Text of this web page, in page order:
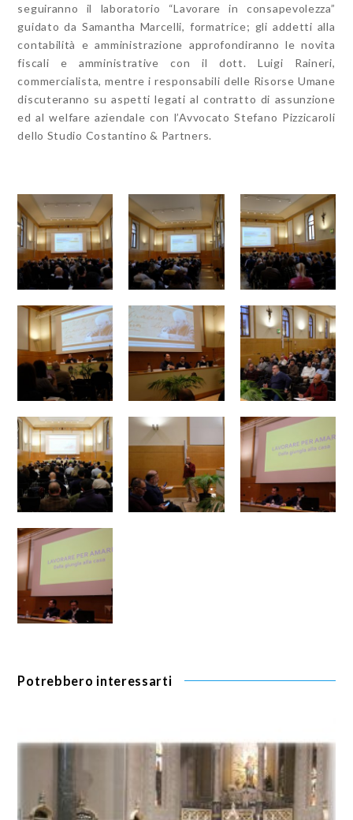
seguiranno il laboratorio “Lavorare in consapevolezza”
guidato da Samantha Marcelli, formatrice; gli addetti alla
contabilità e amministrazione approfondiranno le novita
fiscali e amministrative con il dott. Luigi Raineri,
commercialista, mentre i responsabili delle Risorse Umane
discuteranno su aspetti legati al contratto di assunzione
ed al welfare aziendale con l’Avvocato Stefano Pizzicaroli
dello Studio Costantino & Partners.
Potrebbero interessarti